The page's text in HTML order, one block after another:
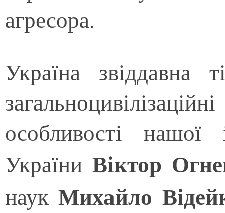
агресора.
Україна звіддавна
особливості
України Віктор
наукМихайло